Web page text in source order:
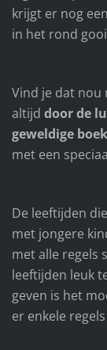
krijgt er nog
in het rond
Vind je dat nou
altijd door de
geweldige
met een
De leeftijden
met jongere
met alle regels
leeftijden leuk
geven is het
er enkele